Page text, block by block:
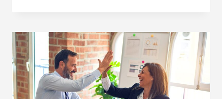
DITT
UTERUM
TILL
KONTOR